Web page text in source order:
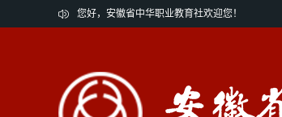
您好，安徽省中华职业教育社欢迎您！